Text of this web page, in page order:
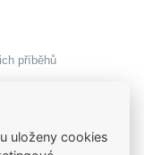
příběhů
šperků
uloženy cookies